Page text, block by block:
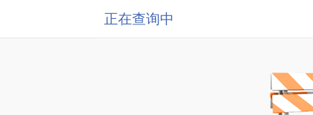
正在查询中